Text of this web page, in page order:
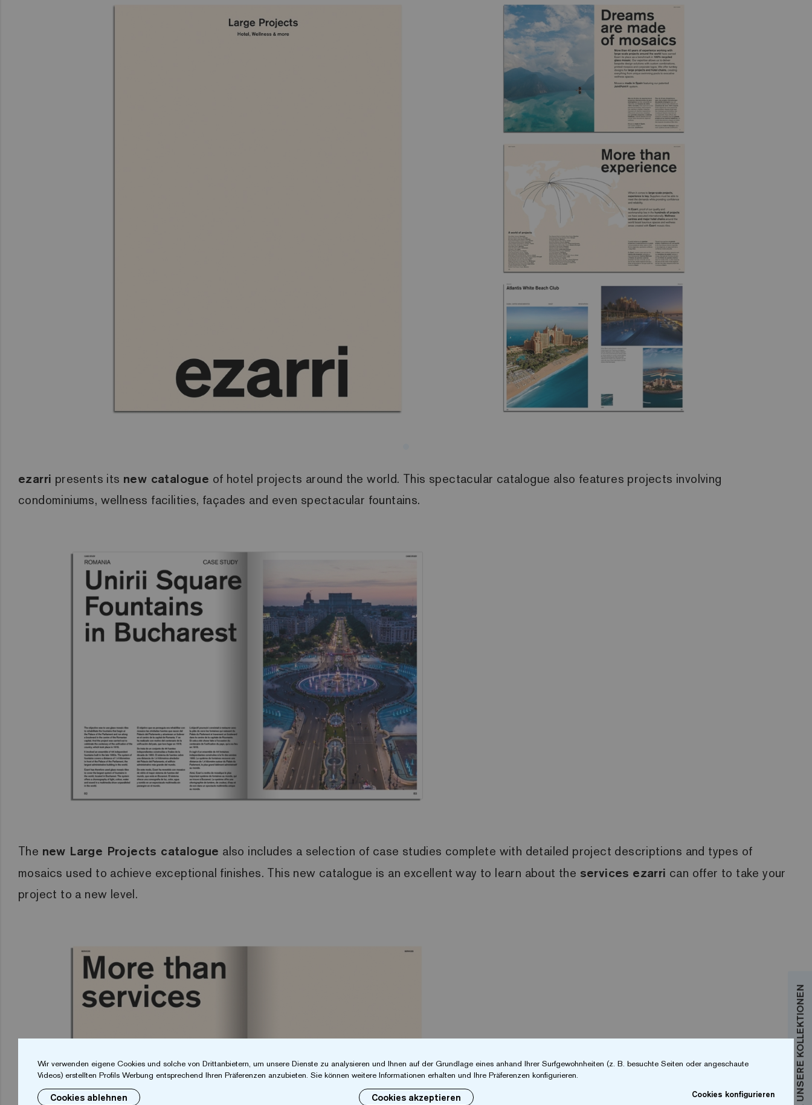
ezarri presents its new catalogue of hotel projects around the world. This spectacular catalogue also features projects involving
condominiums, wellness facilities, façades and even spectacular fountains.
The new Large Projects catalogue also includes a selection of case studies complete with detailed project descriptions and types of
mosaics used to achieve exceptional finishes. This new catalogue is an excellent way to learn about the services ezarri can offer to take your
project to a new level.
Wir verwenden eigene Cookies und solche von Drittanbietern, um unsere Dienste zu analysieren und Ihnen auf der Grundlage eines anhand Ihrer Surfgewohnheiten (z. B. besuchte Seiten oder angeschaute
Videos) erstellten Profils Werbung entsprechend Ihren Präferenzen anzubieten. Sie können weitere Informationen erhalten und Ihre Präferenzen konfigurieren.
Cookies ablehnen Cookies akzeptieren Cookies konfigurieren